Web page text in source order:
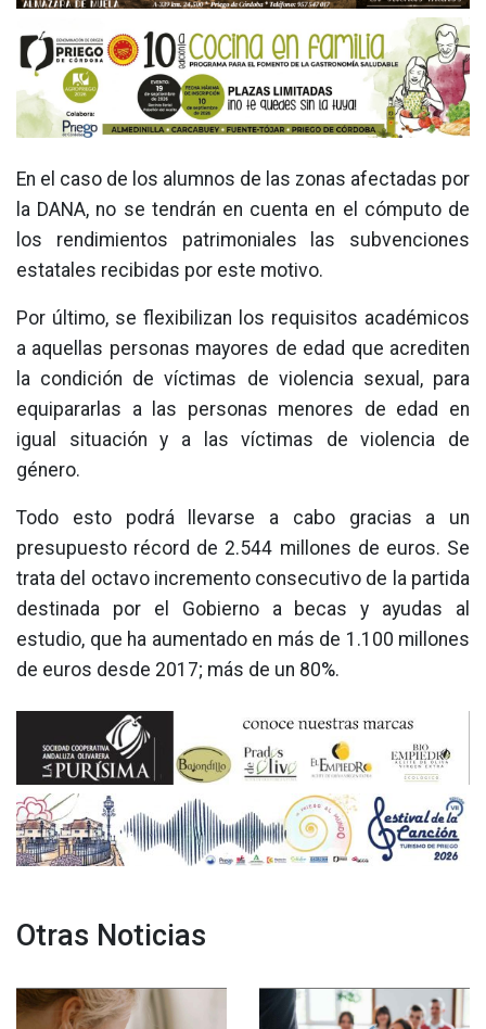
En el caso de los alumnos de las zonas afectadas por
la DANA, no se tendrán en cuenta en el cómputo de
los rendimientos patrimoniales las subvenciones
estatales recibidas por este motivo.
Por último, se flexibilizan los requisitos académicos
a aquellas personas mayores de edad que acrediten
la condición de víctimas de violencia sexual, para
equipararlas a las personas menores de edad en
igual situación y a las víctimas de violencia de
género.
Todo esto podrá llevarse a cabo gracias a un
presupuesto récord de 2.544 millones de euros. Se
trata del octavo incremento consecutivo de la partida
destinada por el Gobierno a becas y ayudas al
estudio, que ha aumentado en más de 1.100 millones
de euros desde 2017; más de un 80%.
Otras Noticias